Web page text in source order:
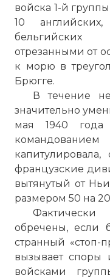
войска 1-й
10
отрезанными от
к морю в
Брюгге.
В течение
значительно
мая 1940 года
французские
вытянутый от
размером 50 на
Фактически
обречены, если
странный «стоп-
вызывает споры
войсками